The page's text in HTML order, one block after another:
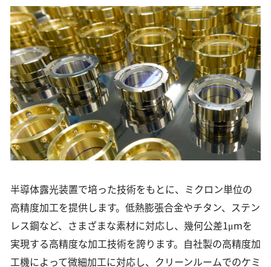
半導体露光装置で培った技術をもとに、ミクロン単位の
高精度加工を提供します。低熱膨張合金やチタン、ステン
レス鋼など、さまざまな素材に対応し、幾何公差1μmを
実現する高精度な加工技術を誇ります。自社製の高精度加
工機によって微細加工に対応し、クリーンルームでのケミ